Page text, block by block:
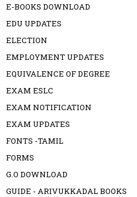
E-BOOKS DOWNLOAD
EDU UPDATES
ELECTION
EMPLOYMENT UPDATES
EQUIVALENCE OF DEGREE
EXAM ESLC
EXAM NOTIFICATION
EXAM UPDATES
FONTS -TAMIL
FORMS
G.O DOWNLOAD
GUIDE - ARIVUKKADAL BOOKS